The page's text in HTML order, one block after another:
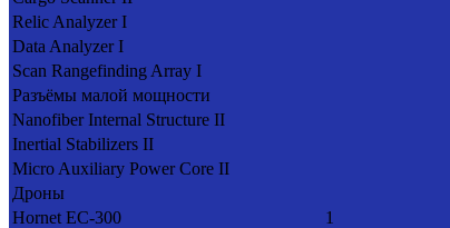
Relic Analyzer I
Data Analyzer I
Scan Rangefinding Array I
Разъёмы малой мощности
Nanofiber Internal Structure II
Inertial Stabilizers II
Micro Auxiliary Power Core II
Дроны
Hornet EC-300
1